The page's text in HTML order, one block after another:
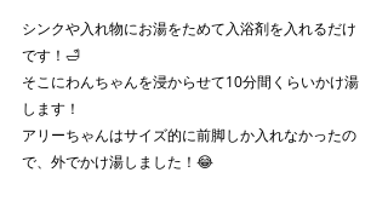
シンクや入れ物にお湯をためて入浴剤を入れるだけ
です！🛁
そこにわんちゃんを浸からせて10分間くらいかけ湯
します！
アリーちゃんはサイズ的に前脚しか入れなかったの
で、外でかけ湯しました！😂